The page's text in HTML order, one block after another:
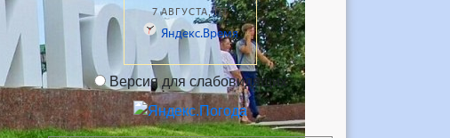
Версия для слабовидящих